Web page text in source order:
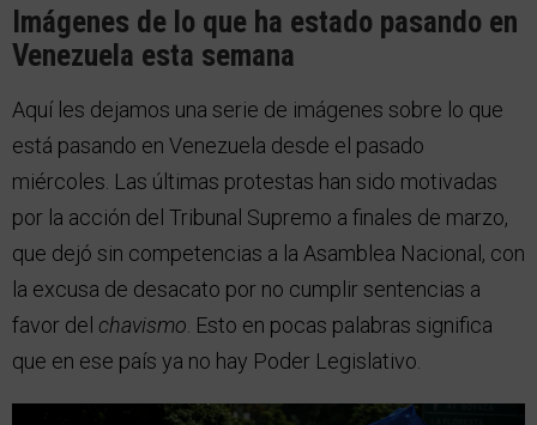
Imágenes de lo que ha estado pasando en
Venezuela esta semana
Aquí les dejamos una serie de imágenes sobre lo que
está pasando en Venezuela desde el pasado
miércoles. Las últimas protestas han sido motivadas
por la acción del Tribunal Supremo a finales de marzo,
que dejó sin competencias a la Asamblea Nacional, con
la excusa de desacato por no cumplir sentencias a
favor del chavismo . Esto en pocas palabras significa
que en ese país ya no hay Poder Legislativo.